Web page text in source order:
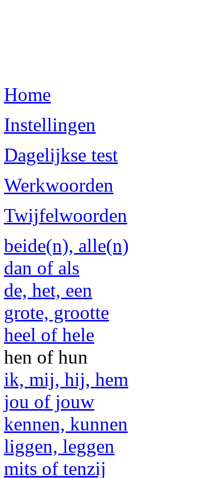
Home
Instellingen
Dagelijkse test
Werkwoorden
Twijfelwoorden
beide(n), alle(n)
dan of als
de, het, een
grote, grootte
heel of hele
hen of hun
ik, mij, hij, hem
jou of jouw
kennen, kunnen
liggen, leggen
mits of tenzij